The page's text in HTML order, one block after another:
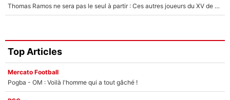
Thomas Ramos ne sera pas le seul à partir : Ces autres joueurs du XV de France pourraient aussi quitter le Stade Toulousain, un club de Top 14 est déjà sur les rangs
Top Articles
Mercato Football
Pogba - OM : Voilà l'homme qui a tout gâché !